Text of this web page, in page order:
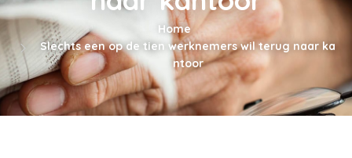
Home
Slechts een op de tien werknemers wil terug naar ka
ntoor